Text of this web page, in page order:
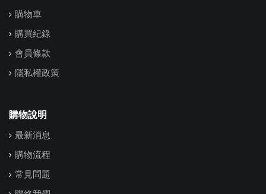
購物車
購買紀錄
會員條款
隱私權政策
購物說明
最新消息
購物流程
常見問題